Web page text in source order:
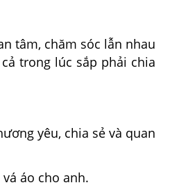
tâm, chăm sóc lẫn nhau
trong lúc sắp phải chia
yêu, chia sẻ và quan
áo cho anh.